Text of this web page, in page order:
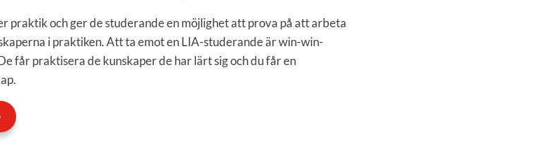
praktik och ger de studerande en möjlighet att prova på att arbeta
i praktiken. Att ta emot en LIA-studerande är win-win-
får praktisera de kunskaper de har lärt sig och du får en